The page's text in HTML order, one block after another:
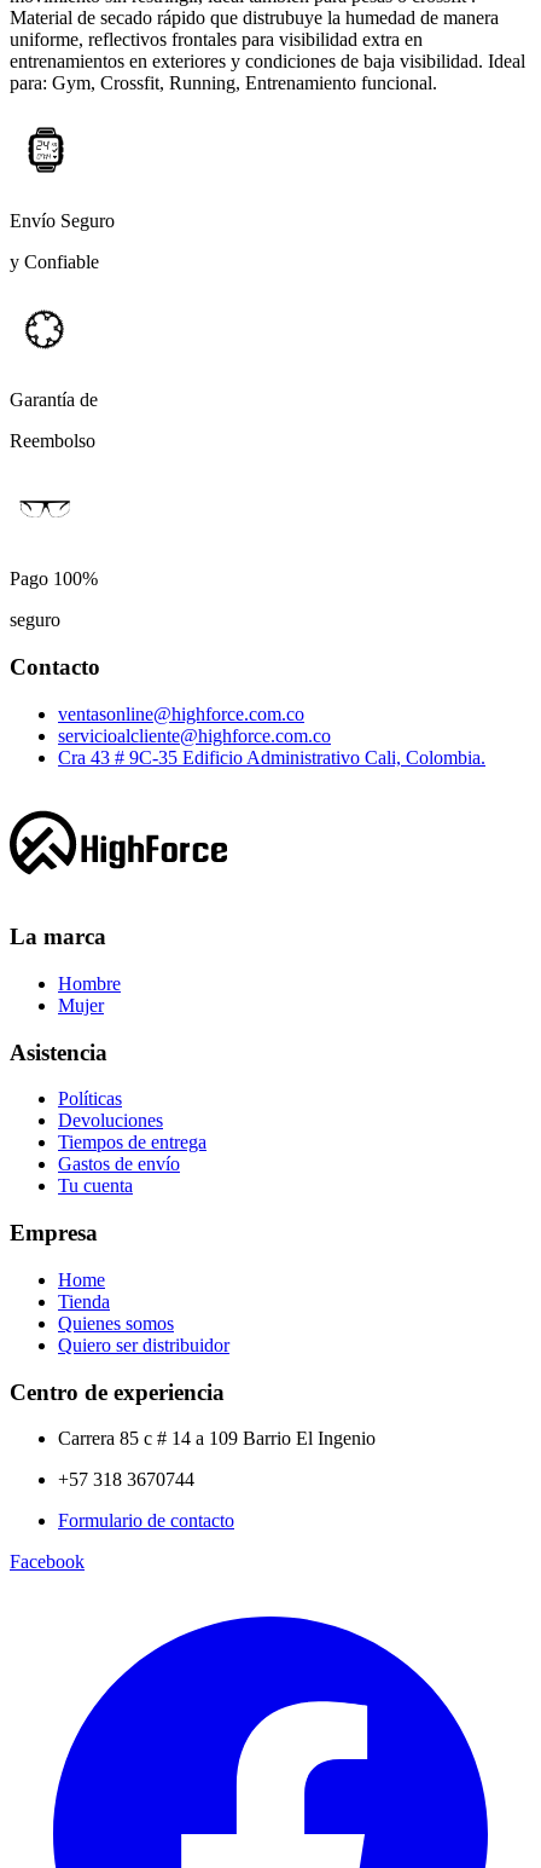
Material de secado rápido que distrubuye la humedad de manera
uniforme, reflectivos frontales para visibilidad extra en
entrenamientos en exteriores y condiciones de baja visibilidad. Ideal
para: Gym, Crossfit, Running, Entrenamiento funcional.
Envío Seguro
y Confiable
Garantía de
Reembolso
Pago 100%
seguro
Contacto
ventasonline@highforce.com.co
servicioalcliente@highforce.com.co
Cra 43 # 9C-35 Edificio Administrativo Cali, Colombia.
La marca
Hombre
Mujer
Asistencia
Políticas
Devoluciones
Tiempos de entrega
Gastos de envío
Tu cuenta
Empresa
Home
Tienda
Quienes somos
Quiero ser distribuidor
Centro de experiencia
Carrera 85 c # 14 a 109 Barrio El Ingenio
+57 318 3670744
Formulario de contacto
Facebook